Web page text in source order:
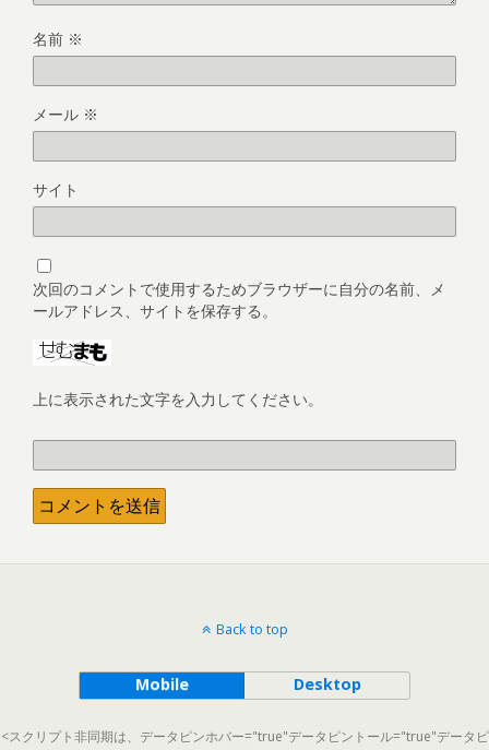
名前 ※
メール ※
サイト
次回のコメントで使用するためブラウザーに自分の名前、メ
ールアドレス、サイトを保存する。
上に表示された文字を入力してください。
Back to top
Mobile Desktop
<スクリプト非同期は、データピンホバー="true"データピントール="true"データピ